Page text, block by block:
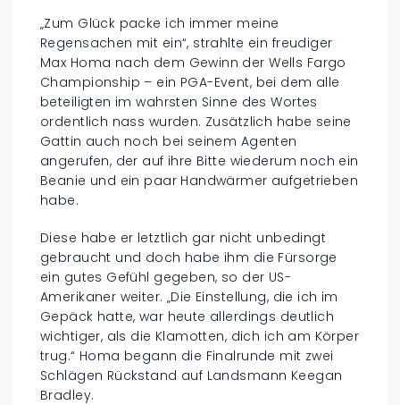
„Zum Glück packe ich immer meine
Regensachen mit ein“, strahlte ein freudiger
Max Homa nach dem Gewinn der Wells Fargo
Championship – ein PGA-Event, bei dem alle
beteiligten im wahrsten Sinne des Wortes
ordentlich nass wurden. Zusätzlich habe seine
Gattin auch noch bei seinem Agenten
angerufen, der auf ihre Bitte wiederum noch ein
Beanie und ein paar Handwärmer aufgetrieben
habe.
Diese habe er letztlich gar nicht unbedingt
gebraucht und doch habe ihm die Fürsorge
ein gutes Gefühl gegeben, so der US-
Amerikaner weiter. „Die Einstellung, die ich im
Gepäck hatte, war heute allerdings deutlich
wichtiger, als die Klamotten, dich ich am Körper
trug.“ Homa begann die Finalrunde mit zwei
Schlägen Rückstand auf Landsmann Keegan
Bradley.